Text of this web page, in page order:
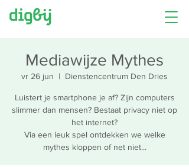
Mediawijze Mythes
vr 26 jun
  |
Dienstencentrum Den Dries
Luistert je smartphone je af? Zijn computers
slimmer dan mensen? Bestaat privacy niet op
het internet?
Via een leuk spel ontdekken we welke
mythes kloppen of net niet...